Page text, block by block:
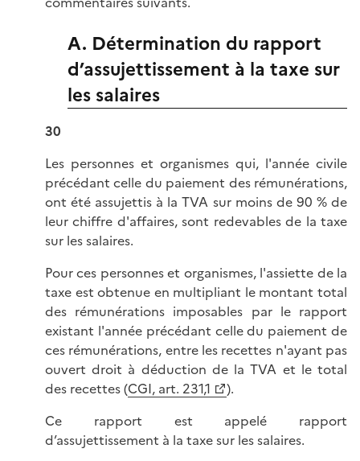
A. Détermination du rapport
d’assujettissement à la taxe sur
les salaires
30
Les personnes et organismes qui, l'année civile
précédant celle du paiement des rémunérations,
ont été assujettis à la TVA sur moins de 90 % de
leur chiffre d'affaires, sont redevables de la taxe
sur les salaires.
Pour ces personnes et organismes, l'assiette de la
taxe est obtenue en multipliant le montant total
des rémunérations imposables par le rapport
existant l'année précédant celle du paiement de
ces rémunérations, entre les recettes n'ayant pas
ouvert droit à déduction de la TVA et le total
des recettes (CGI, art. 231,1
).
Ce rapport est appelé rapport
d’assujettissement à la taxe sur les salaires.